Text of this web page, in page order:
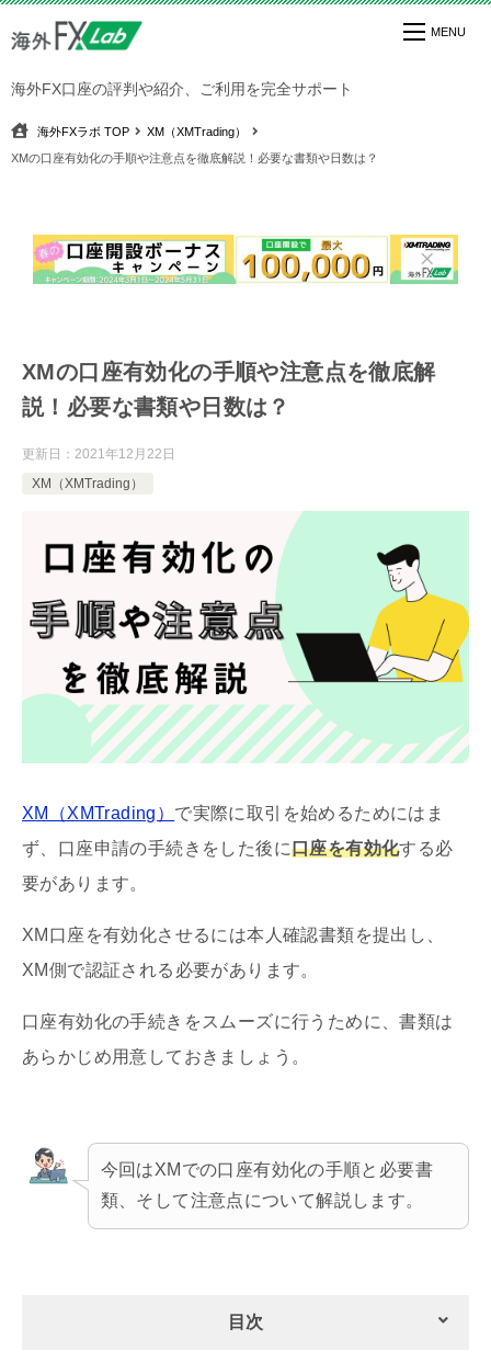
海外FX口座の評判や紹介、ご利用を完全サポート
海外FXラボ TOP
XM（XMTrading）
XMの口座有効化の手順や注意点を徹底解説！必要な書類や日数は？
XMの口座有効化の手順や注意点を徹底解
説！必要な書類や日数は？
更新日： 2021年12月22日
XM（XMTrading）
XM（XMTrading） で実際に取引を始めるためにはま
ず、口座申請の手続きをした後に口座を有効化する必
要があります。
XM口座を有効化させるには本人確認書類を提出し、
XM側で認証される必要があります。
口座有効化の手続きをスムーズに行うために、書類は
あらかじめ用意しておきましょう。
今回はXMでの口座有効化の手順と必要書
類、そして注意点について解説します。
目次